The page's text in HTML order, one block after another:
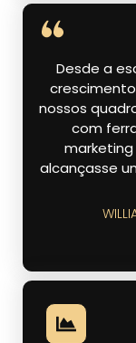
Desde a
nossos
com
alcançasse